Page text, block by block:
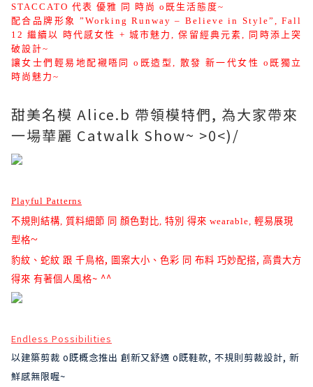
STACCATO 代表 優雅 同 時尚 o既生活態度~
配合品牌形象 ”Working Runway – Believe in Style” ,Fall
12繼續以 時代感女性 + 城市魅力, 保留經典元素, 同時添上突
破設計~
讓女士們輕易地配襯唔 同 o既造型, 散發 新一代女性 o既獨立
時尚 魅力 ~
甜美名模 Alice.b 帶領模特們, 為大家帶來
一場華麗 Catwalk Show~ >0<)/
Playful Patterns
不規則結構 質料細節 同 顏色對比 特別 得來 wearable, 輕易展現
型格~
豹紋、蛇紋 跟 千鳥格, 圖案大小、色彩 同 布料 巧妙配搭, 高貴大方
得來 有著個人風格~ ^^
Endless Possibilities
以建築剪裁 o既概念推出 創新又舒適 o既鞋款, 不規則剪裁設計, 新
鮮感無限喔~